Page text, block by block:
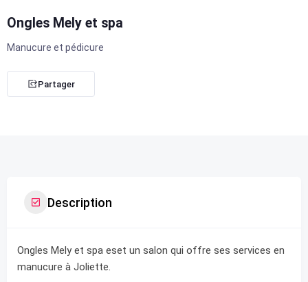
Ongles Mely et spa
Manucure et pédicure
Partager
Description
Ongles Mely et spa eset un salon qui offre ses services en
manucure à Joliette.